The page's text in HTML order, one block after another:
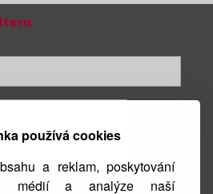
používá cookies
a reklam, poskytování
médií a analýze naší